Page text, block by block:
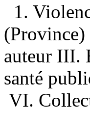
1.
auteur III.
santé
VI.